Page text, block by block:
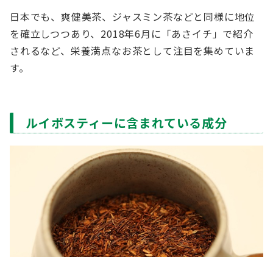
日本でも、爽健美茶、ジャスミン茶などと同様に地位
を確立しつつあり、2018年6月に「あさイチ」で紹介
されるなど、栄養満点なお茶として注目を集めていま
す。
ルイボスティーに含まれている成分